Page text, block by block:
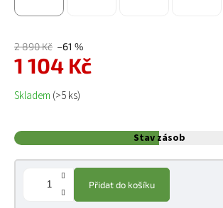
2 890 Kč –61 %
1 104 Kč
Měrná cena:
Skladem (>5 ks)
Stav zásob
Přidat do košíku